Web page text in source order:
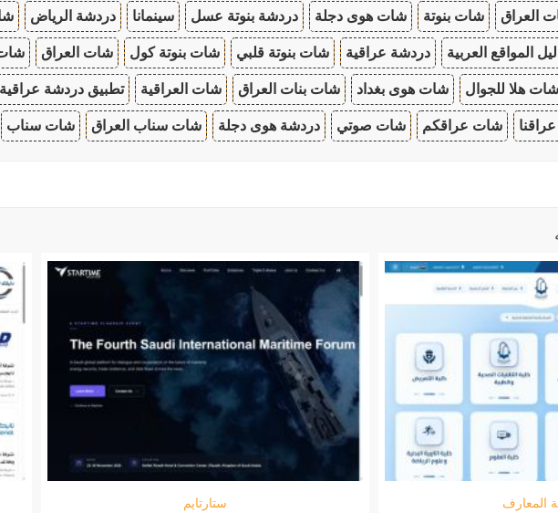
العراق شات بنوتة شات هوى دجلة دردشة بنوتة عسل سينمانا دردشة الرياض
المواقع العربية دردشة عراقية شات بنوتة قلبي شات بنوتة كول شات العراق
شات هلا للجوال شات هوى بغداد شات بنات العراق شات العراقية تطبيق دردشة عراقية
شات عراقكم شات صوتي دردشة هوى دجلة شات سناب العراق شات سناب
جامعة المعارف